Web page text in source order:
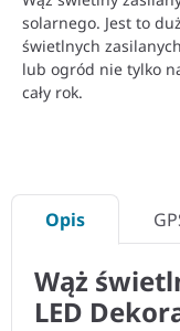
solarnego. Jest to
świetlnych
lub ogród nie tylko
cały rok.
Opis
Wąż
LED